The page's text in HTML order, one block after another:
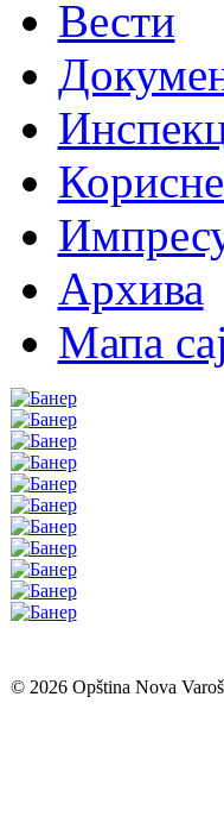
Вести
Архива
Мапа
© 2026 Opština Nova